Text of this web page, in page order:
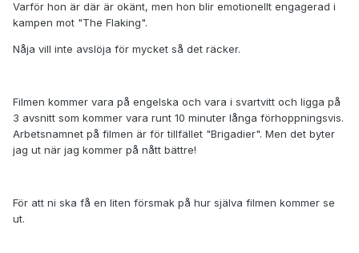
Varför hon är där är okänt, men hon blir emotionellt engagerad i
kampen mot "The Flaking".
Nåja vill inte avslöja för mycket så det räcker.
Filmen kommer vara på engelska och vara i svartvitt och ligga på
3 avsnitt som kommer vara runt 10 minuter långa förhoppningsvis.
Arbetsnamnet på filmen är för tillfället "Brigadier". Men det byter
jag ut när jag kommer på nått bättre!
För att ni ska få en liten försmak på hur själva filmen kommer se
ut.